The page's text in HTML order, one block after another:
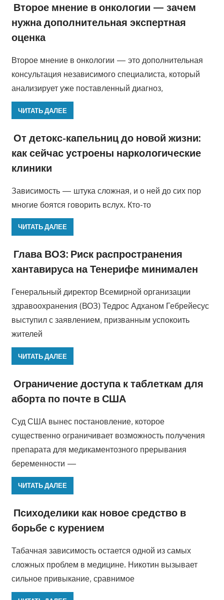
Второе мнение в онкологии — зачем
нужна дополнительная экспертная
оценка
Второе мнение в онкологии — это дополнительная
консультация независимого специалиста, который
анализирует уже поставленный диагноз,
ЧИТАТЬ ДАЛЕЕ
От детокс-капельниц до новой жизни:
как сейчас устроены наркологические
клиники
Зависимость — штука сложная, и о ней до сих пор
многие боятся говорить вслух. Кто-то
ЧИТАТЬ ДАЛЕЕ
Глава ВОЗ: Риск распространения
хантавируса на Тенерифе минимален
Генеральный директор Всемирной организации
здравоохранения (ВОЗ) Тедрос Адханом Гебрейесус
выступил с заявлением, призванным успокоить
жителей
ЧИТАТЬ ДАЛЕЕ
Ограничение доступа к таблеткам для
аборта по почте в США
Суд США вынес постановление, которое
существенно ограничивает возможность получения
препарата для медикаментозного прерывания
беременности —
ЧИТАТЬ ДАЛЕЕ
Психоделики как новое средство в
борьбе с курением
Табачная зависимость остается одной из самых
сложных проблем в медицине. Никотин вызывает
сильное привыкание, сравнимое